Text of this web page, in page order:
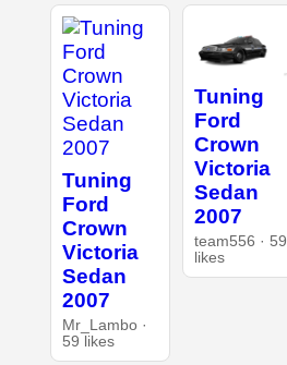
Tuning
Ford
Crown
Victoria
Sedan
2007
Mr_Lambo ·
59 likes
Tuning
Ford
Crown
Victoria
Sedan
2007
team556 · 59
likes